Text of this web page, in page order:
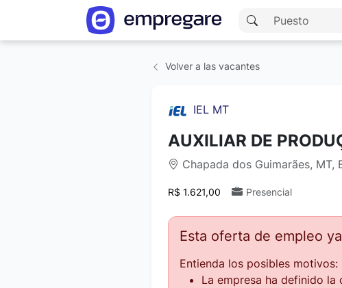
Volver a las vacantes
IEL MT
AUXILIAR DE
Chapada dos Guimarães, MT,
R$ 1.621,00 Presencial
Esta oferta de empleo
Entienda los posibles motivos:
La empresa ha definido